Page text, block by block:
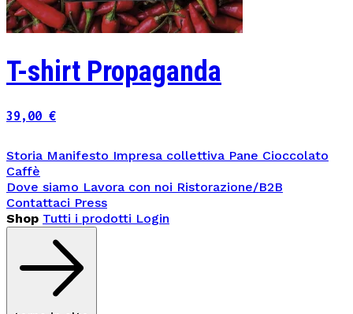
T-shirt Propaganda
39,00 €
Storia Manifesto Impresa collettiva Pane Cioccolato
Caffè
Dove siamo Lavora con noi Ristorazione/B2B
Contattaci Press
Shop Tutti i prodotti Login